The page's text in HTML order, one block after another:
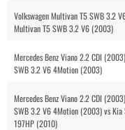
Volkswagen Multivan T5 SWB 3.2
Multivan T5 SWB 3.2 V6 (2003)
Mercedes Benz Viano 2.2 CDI
SWB 3.2 V6 4Motion (2003)
Mercedes Benz Viano 2.2 CDI
SWB 3.2 V6 4Motion (2003) vs
197HP (2010)